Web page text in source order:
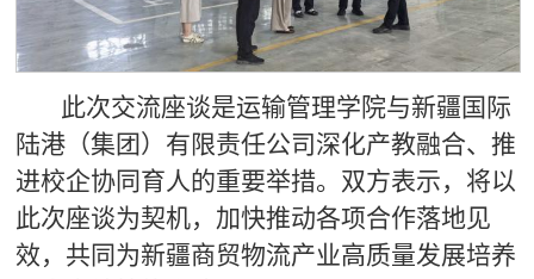
此次交流座谈是运输管理学院与新疆国际
陆港（集团）有限责任公司深化产教融合、推
进校企协同育人的重要举措。双方表示，将以
此次座谈为契机，加快推动各项合作落地见
效，共同为新疆商贸物流产业高质量发展培养